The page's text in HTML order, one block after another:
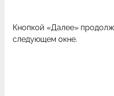
Кнопкой «Далее»
следующем окне.